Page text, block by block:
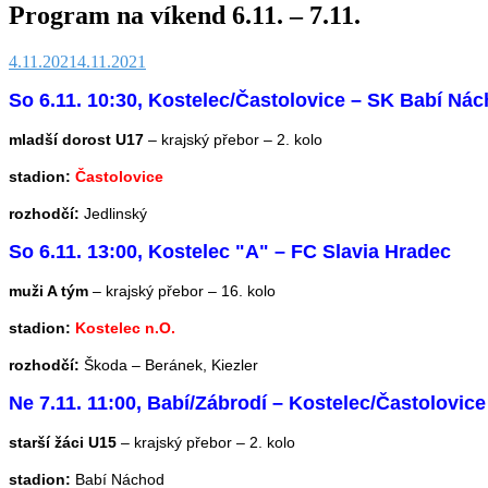
Program na víkend 6.11. – 7.11.
4.11.20214.11.2021
So 6.11. 10:30, Kostelec/Častolovice – SK Babí
mladší dorost U17 – krajský přebor – 2. kolo
stadion: Častolovice
rozhodčí: Jedlinský
So 6.11. 13:00, Kostelec "A" – FC Slavia Hradec
muži A tým – krajský přebor – 16. kolo
stadion: Kostelec n.O.
rozhodčí: Škoda – Beránek, Kiezler
Ne 7.11. 11:00, Babí/Zábrodí – Kostelec/Častolovice
starší žáci U15 – krajský přebor – 2. kolo
stadion: Babí Náchod